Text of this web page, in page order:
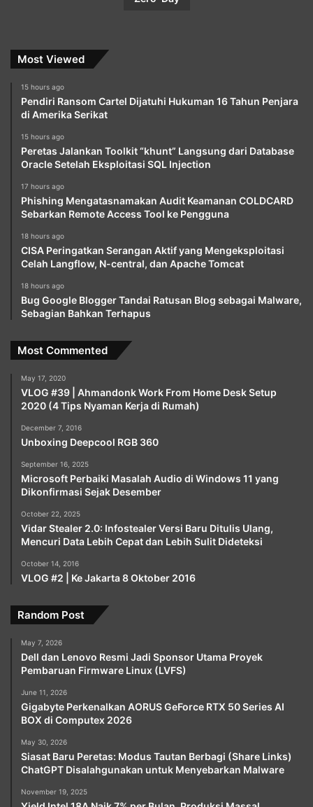
Most Viewed
15 hours ago
Pendiri Ransom Cartel Dijatuhi Hukuman 16 Tahun Penjara
di Amerika Serikat
15 hours ago
Peretas Jalankan Toolkit “khunt” Langsung dari Database
Oracle Setelah Eksploitasi SQL Injection
17 hours ago
Phishing Mengatasnamakan Audit Keamanan COLDCARD
Sebarkan Remote Access Tool ke Pengguna
18 hours ago
CISA Peringatkan Serangan Aktif yang Mengeksploitasi
Celah Langflow, N-central, dan Apache Tomcat
18 hours ago
Bug Google Blogger Tandai Ratusan Blog sebagai Malware,
Sebagian Bahkan Terhapus
Most Commented
May 17, 2020
VLOG #39 | Ahmandonk Work From Home Desk Setup
2020 (4 Tips Nyaman Kerja di Rumah)
December 7, 2016
Unboxing Deepcool RGB 360
September 16, 2025
Microsoft Perbaiki Masalah Audio di Windows 11 yang
Dikonfirmasi Sejak Desember
October 22, 2025
Vidar Stealer 2.0: Infostealer Versi Baru Ditulis Ulang,
Mencuri Data Lebih Cepat dan Lebih Sulit Dideteksi
October 14, 2016
VLOG #2 | Ke Jakarta 8 Oktober 2016
Random Post
May 7, 2026
Dell dan Lenovo Resmi Jadi Sponsor Utama Proyek
Pembaruan Firmware Linux (LVFS)
June 11, 2026
Gigabyte Perkenalkan AORUS GeForce RTX 50 Series AI
BOX di Computex 2026
May 30, 2026
Siasat Baru Peretas: Modus Tautan Berbagi (Share Links)
ChatGPT Disalahgunakan untuk Menyebarkan Malware
November 19, 2025